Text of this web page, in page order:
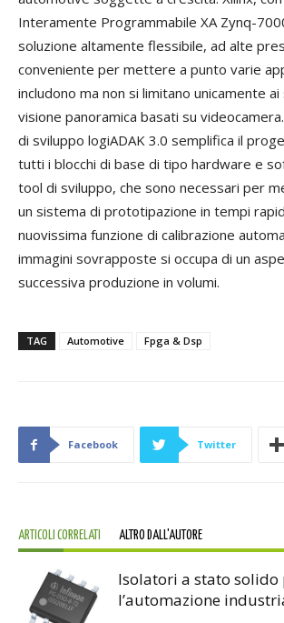
Interamente Programmabile XA Zynq-
soluzione altamente flessibile, ad alte
conveniente per mettere a punto varie
includono ma non si limitano unicamente
visione panoramica basati su
di sviluppo logiADAK 3.0 semplifica il
tutti i blocchi di base di tipo hardware e
tool di sviluppo, che sono necessari per
un sistema di prototipazione in tempi
nuovissima funzione di calibrazione
immagini sovrapposte si occupa di un
successiva produzione in volumi.
TAG Automotive Fpga & Dsp
Facebook Twitter
ARTICOLI CORRELATI ALTRO DALL'AUTORE
Isolatori a stato solido
l’automazione